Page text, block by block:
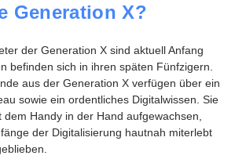
Generation X?
der Generation X sind aktuell Anfang
befinden sich in ihren späten Fünfzigern.
aus der Generation X verfügen über ein
sowie ein ordentliches Digitalwissen. Sie
Handy in der Hand aufgewachsen,
der Digitalisierung hautnah miterlebt